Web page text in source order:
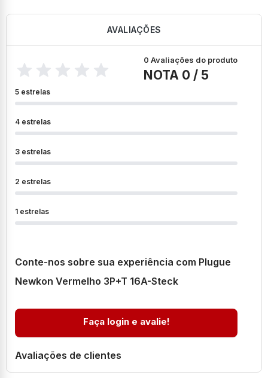
AVALIAÇÕES
0 Avaliações do produto
NOTA 0 / 5
5 estrelas
4 estrelas
3 estrelas
2 estrelas
1 estrelas
Conte-nos sobre sua experiência com Plugue
Newkon Vermelho 3P+T 16A-Steck
Faça login e avalie!
Avaliações de clientes